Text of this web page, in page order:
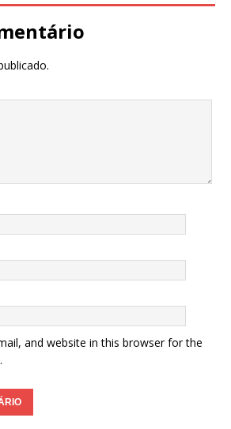
and website in this browser for the